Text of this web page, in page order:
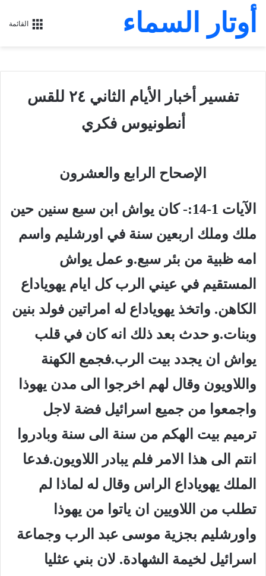
القائمة أوتار السماء
تفسير أخبار الأيام الثاني ٢٤ للقس
أنطونيوس فكري
الإصحاح الرابع والعشرون
الآيات 1-14:- كان يواش ابن سبع سنين حين
ملك وملك اربعين سنة في اورشليم واسم
امه ظبية من بئر سبع.و عمل يواش
المستقيم في عيني الرب كل ايام يهوياداع
الكاهن. واتخذ يهوياداع له امراتين فولد بنين
وبنات.و حدث بعد ذلك انه كان في قلب
يواش ان يجدد بيت الرب.فجمع الكهنة
واللاويون وقال لهم اخرجوا الى مدن يهوذا
واجمعوا من جميع اسرائيل فضة لاجل
ترميم بيت الهكم من سنة الى سنة وبادروا
انتم الى هذا الامر فلم يبادر اللاويون.فدعا
الملك يهوياداع الراس وقال له لماذا لم
تطلب من اللاويين ان ياتوا من يهوذا
واورشليم بجزية موسى عبد الرب وجماعة
اسرائيل لخيمة الشهادة. لان بني عثليا